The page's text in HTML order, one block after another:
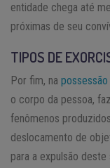
entidade chega até
próximas de seu
TIPOS DE
Por fim, na possessão
o corpo da pessoa,
fenômenos
deslocamento de
para a expulsão